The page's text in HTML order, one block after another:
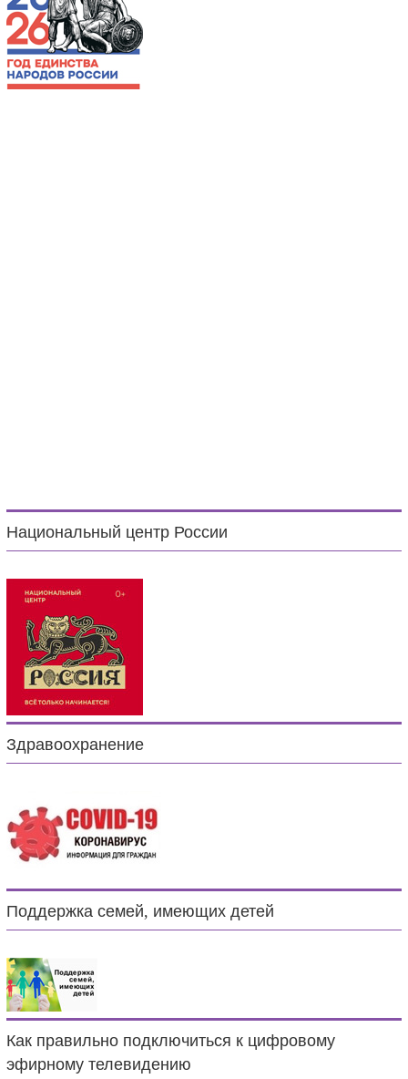
Национальный центр России
Здравоохранение
Поддержка семей, имеющих детей
Как правильно подключиться к цифровому
эфирному телевидению